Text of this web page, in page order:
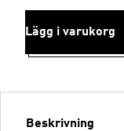
Lägg i varukorg
Beskrivning